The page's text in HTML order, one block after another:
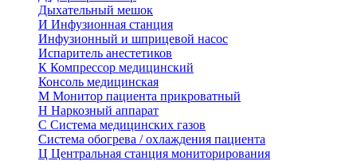
Дыхательный мешок
И Инфузионная станция
Инфузионный и шприцевой насос
Испаритель анестетиков
К Компрессор медицинский
Консоль медицинская
М Монитор пациента прикроватный
Н Наркозный аппарат
С Система медицинских газов
Система обогрева / охлаждения пациента
Ц Центральная станция мониторирования